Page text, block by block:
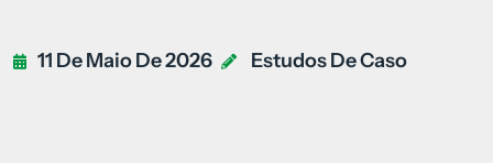
11 De Maio De 2026 Estudos De Caso